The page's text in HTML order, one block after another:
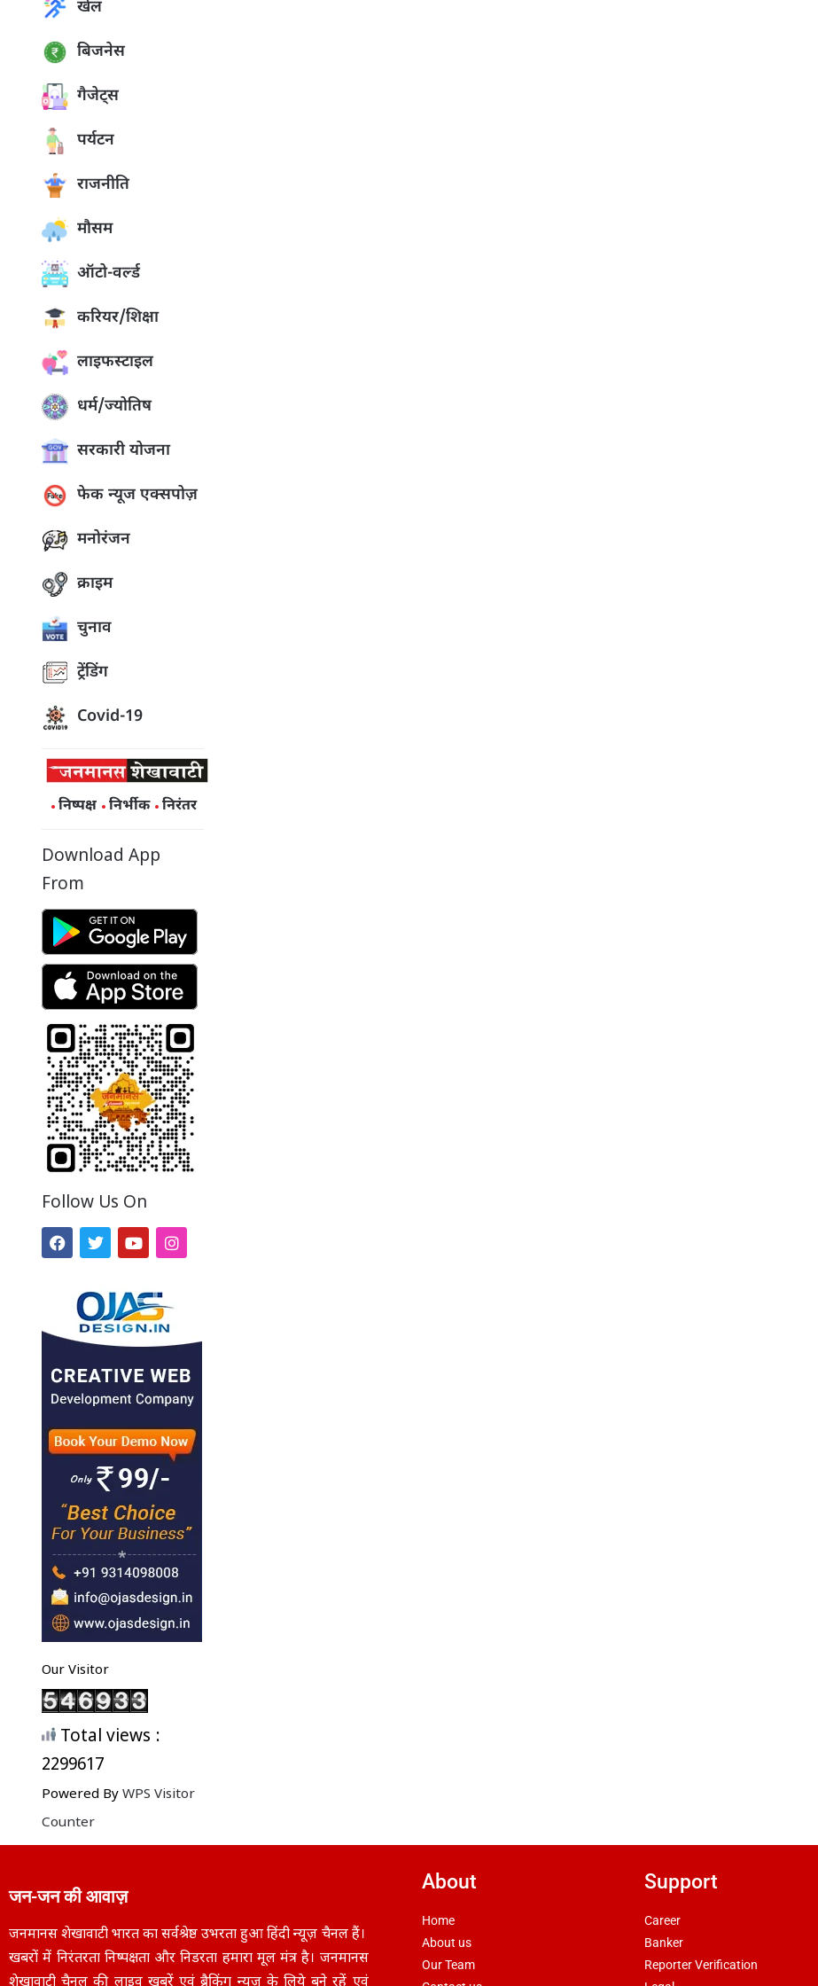
खेल
बिजनेस
गैजेट्स
पर्यटन
राजनीति
मौसम
ऑटो-वर्ल्ड
करियर/शिक्षा
लाइफस्टाइल
धर्म/ज्योतिष
सरकारी योजना
फेक न्यूज एक्सपोज़
मनोरंजन
क्राइम
चुनाव
ट्रेंडिंग
Covid-19
निष्पक्ष निर्भीक निरंतर
Download App
From
Follow Us On
Our Visitor
Total views :
2299617
Powered By WPS Visitor
Counter
जन-जन की आवाज़
जनमानस शेखावाटी भारत का सर्वश्रेष्ठ उभरता हुआ हिंदी न्यूज़ चैनल हैं।
खबरों में निरंतरता निष्पक्षता और निडरता हमारा मूल मंत्र है। जनमानस
About
Home
About us
Our Team
Support
Career
Banker
Reporter Verification